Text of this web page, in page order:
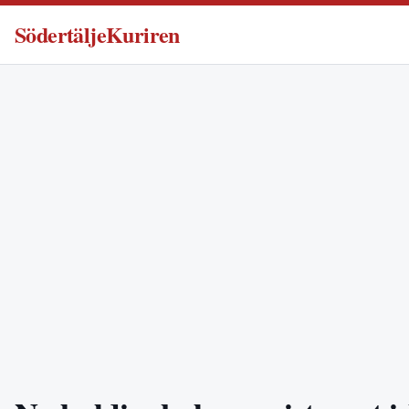
SödertäljeKuriren